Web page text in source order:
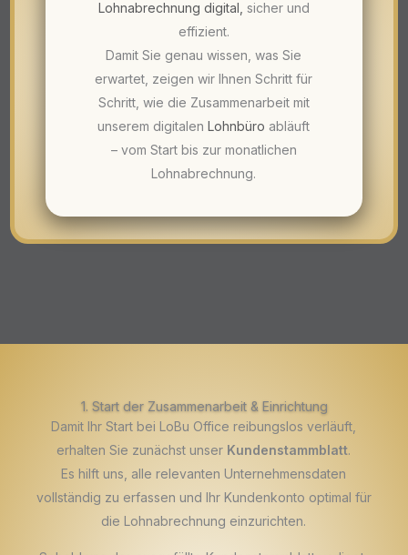
Lohnabrechnung digital sicher und
effizient.
Damit Sie genau wissen, was Sie
erwartet, zeigen wir Ihnen Schritt für
Schritt, wie die Zusammenarbeit mit
unserem digitalen Lohnbüro abläuft
– vom Start bis zur monatlichen
Lohnabrechnung.
1. Start der Zusammenarbeit & Einrichtung
Damit Ihr Start bei LoBu Office reibungslos verläuft,
erhalten Sie zunächst unser Kundenstammblatt.
Es hilft uns, alle relevanten Unternehmensdaten
vollständig zu erfassen und Ihr Kundenkonto optimal für
die Lohnabrechnung einzurichten.